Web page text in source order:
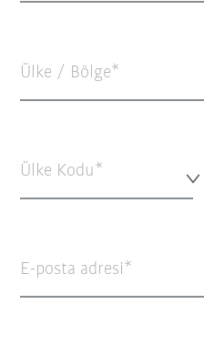
Ülke / Bölge*
Ülke Kodu*
E-posta adresi